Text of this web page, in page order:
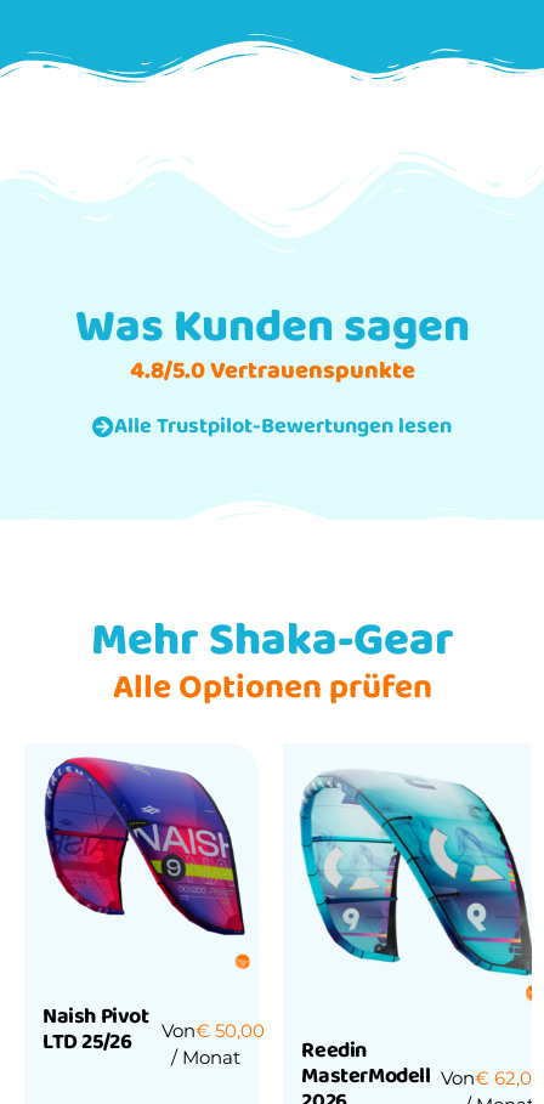
Was Kunden sagen
4.8/5.0 Vertrauenspunkte
Alle Trustpilot-Bewertungen lesen
Mehr Shaka-Gear
Alle Optionen prüfen
Naish Pivot
LTD 25/26 Von€ 50,00
/ Monat
Reedin
MasterModell Von€ 62,00